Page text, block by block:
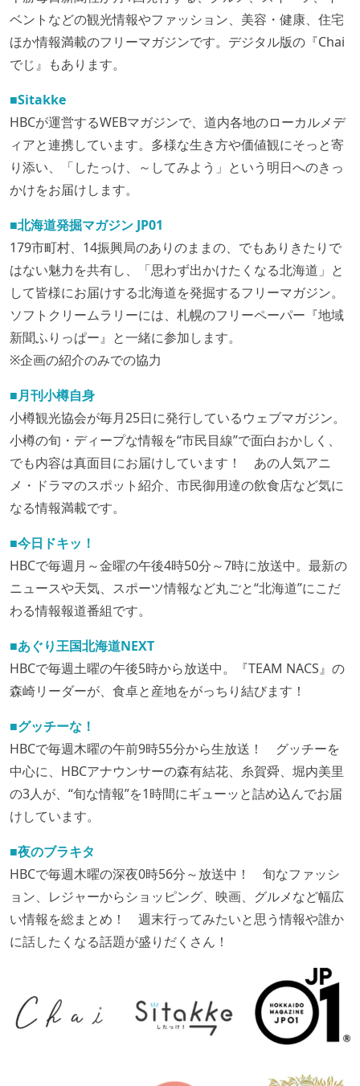
ベントなどの観光情報やファッション、美容・健康、住宅
ほか情報満載のフリーマガジンです。デジタル版の『Chai
でじ』もあります。
■Sitakke
HBCが運営するWEBマガジンで、道内各地のローカルメデ
ィアと連携しています。多様な生き方や価値観にそっと寄
り添い、「したっけ、～してみよう」という明日へのきっ
かけをお届けします。
■北海道発掘マガジン JP01
179市町村、14振興局のありのままの、でもありきたりで
はない魅力を共有し、「思わず出かけたくなる北海道」と
して皆様にお届けする北海道を発掘するフリーマガジン。
ソフトクリームラリーには、札幌のフリーペーパー『地域
新聞ふりっぱー』と一緒に参加します。
※企画の紹介のみでの協力
■月刊小樽自身
小樽観光協会が毎月25日に発行しているウェブマガジン。
小樽の旬・ディープな情報を“市民目線”で面白おかしく、
でも内容は真面目にお届けしています！ あの人気アニ
メ・ドラマのスポット紹介、市民御用達の飲食店など気に
なる情報満載です。
■今日ドキッ！
HBCで毎週月～金曜の午後4時50分～7時に放送中。最新の
ニュースや天気、スポーツ情報など丸ごと“北海道”にこだ
わる情報報道番組です。
■あぐり王国北海道NEXT
HBCで毎週土曜の午後5時から放送中。『TEAM NACS』の
森崎リーダーが、食卓と産地をがっちり結びます！
■グッチーな！
HBCで毎週木曜の午前9時55分から生放送！ グッチーを
中心に、HBCアナウンサーの森有結花、糸賀舜、堀内美里
の3人が、“旬な情報”を1時間にギューッと詰め込んでお届
けしています。
■夜のブラキタ
HBCで毎週木曜の深夜0時56分～放送中！ 旬なファッシ
ョン、レジャーからショッピング、映画、グルメなど幅広
い情報を総まとめ！ 週末行ってみたいと思う情報や誰か
に話したくなる話題が盛りだくさん！